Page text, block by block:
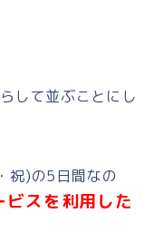
して並ぶことにし
祝)の5日間なの
スを利用した